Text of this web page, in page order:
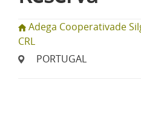
Adega Cooperativade
CRL
PORTUGAL